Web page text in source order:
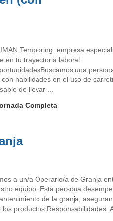
Temporing, empresa
en tu trayectoria laboral.
una
habilidades en el uso de
de llevar ...
Completa
a un/a Operario/a de Granja
equipo. Esta persona
de la granja,
productos.Responsabilidades: